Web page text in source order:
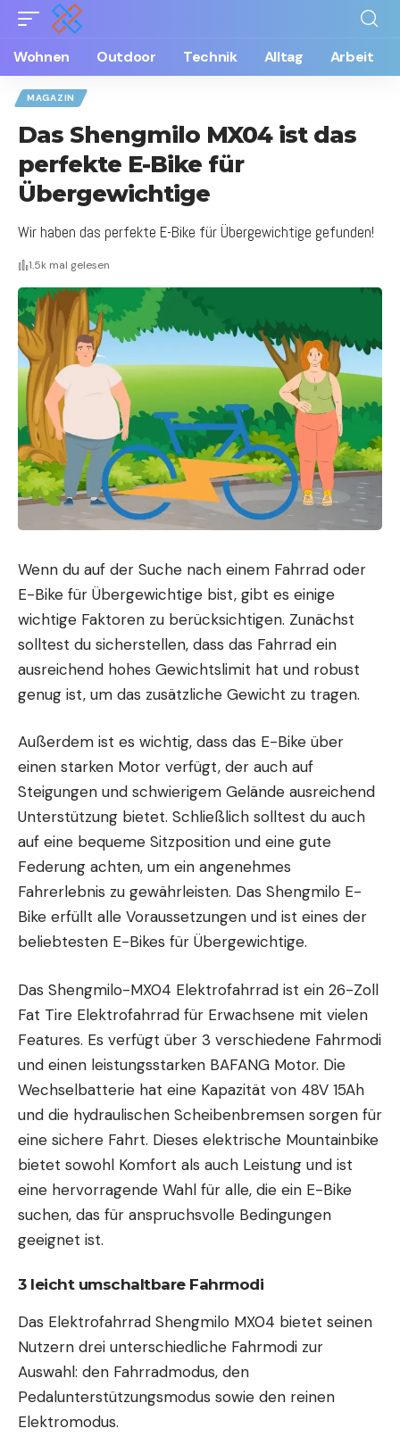
Wohnen Outdoor Technik Alltag Arbeit
MAGAZIN
Das Shengmilo MX04 ist das
perfekte E-Bike für
Übergewichtige
Wir haben das perfekte E-Bike für Übergewichtige gefunden!
1.5k mal gelesen
Wenn du auf der Suche nach einem Fahrrad oder
E-Bike für Übergewichtige bist, gibt es einige
wichtige Faktoren zu berücksichtigen. Zunächst
solltest du sicherstellen, dass das Fahrrad ein
ausreichend hohes Gewichtslimit hat und robust
genug ist, um das zusätzliche Gewicht zu tragen.
Außerdem ist es wichtig, dass das E-Bike über
einen starken Motor verfügt, der auch auf
Steigungen und schwierigem Gelände ausreichend
Unterstützung bietet. Schließlich solltest du auch
auf eine bequeme Sitzposition und eine gute
Federung achten, um ein angenehmes
Fahrerlebnis zu gewährleisten. Das Shengmilo E-
Bike erfüllt alle Voraussetzungen und ist eines der
beliebtesten E-Bikes für Übergewichtige.
Das Shengmilo-MX04 Elektrofahrrad ist ein 26-Zoll
Fat Tire Elektrofahrrad für Erwachsene mit vielen
Features. Es verfügt über 3 verschiedene Fahrmodi
und einen leistungsstarken BAFANG Motor. Die
Wechselbatterie hat eine Kapazität von 48V 15Ah
und die hydraulischen Scheibenbremsen sorgen für
eine sichere Fahrt. Dieses elektrische Mountainbike
bietet sowohl Komfort als auch Leistung und ist
eine hervorragende Wahl für alle, die ein E-Bike
suchen, das für anspruchsvolle Bedingungen
geeignet ist.
3 leicht umschaltbare Fahrmodi
Das Elektrofahrrad Shengmilo MX04 bietet seinen
Nutzern drei unterschiedliche Fahrmodi zur
Auswahl: den Fahrradmodus, den
Pedalunterstützungsmodus sowie den reinen
Elektromodus.